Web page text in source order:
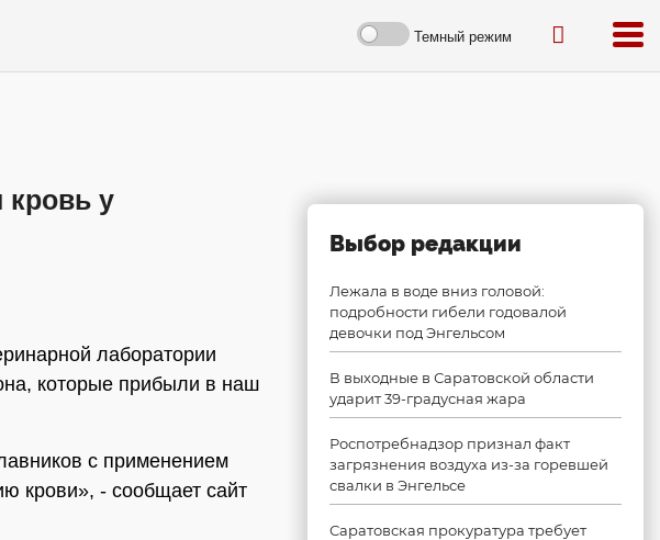
Темный режим
кровь у
лаборатории
которые прибыли в наш
с применением
крови», - сообщает сайт
Выбор редакции
Лежала в воде вниз головой:
подробности гибели годовалой
девочки под Энгельсом
В выходные в Саратовской области
ударит 39-градусная жара
Роспотребнадзор признал факт
загрязнения воздуха из-за горевшей
свалки в Энгельсе
Саратовская прокуратура требует